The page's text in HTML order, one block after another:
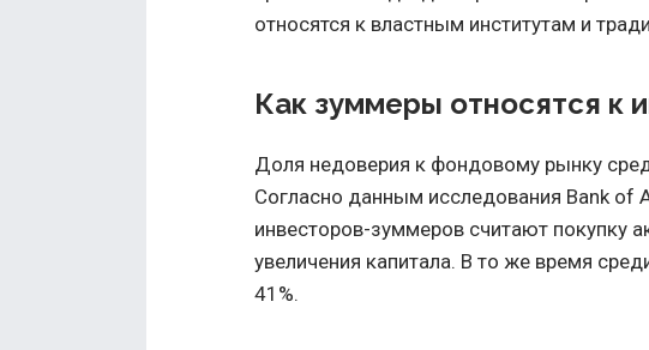
относятся к властным институтам и
Как зуммеры относятся к
Доля недоверия к фондовому рынку
Согласно данным исследования Bank of
инвесторов-зуммеров считают покупку
увеличения капитала. В то же время
41%.